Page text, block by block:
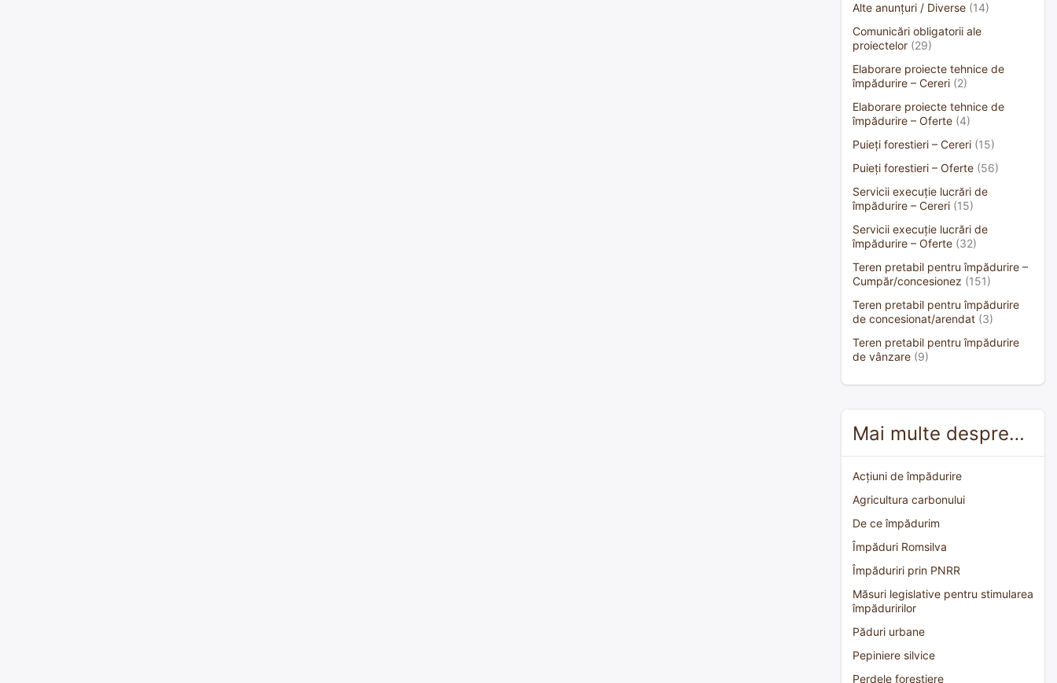
Alte anunțuri / Diverse (14)
Comunicări obligatorii ale
proiectelor (29)
Elaborare proiecte tehnice de
împădurire – Cereri (2)
Elaborare proiecte tehnice de
împădurire – Oferte (4)
Puieți forestieri – Cereri (15)
Puieți forestieri – Oferte (56)
Servicii execuție lucrări de
împădurire – Cereri (15)
Servicii execuție lucrări de
împădurire – Oferte (32)
Teren pretabil pentru împădurire –
Cumpăr/concesionez (151)
Teren pretabil pentru împădurire
de concesionat/arendat (3)
Teren pretabil pentru împădurire
de vânzare (9)
Mai multe despre…
Acțiuni de împădurire
Agricultura carbonului
De ce împădurim
Împăduri Romsilva
Împăduriri prin PNRR
Măsuri legislative pentru stimularea
împăduririlor
Păduri urbane
Pepiniere silvice
Perdele forestiere